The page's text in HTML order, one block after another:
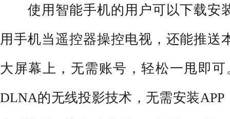
使用智能手机的用户可以下载安
用手机当遥控器操控电视，还能推送
大屏幕上，无需账号，轻松一甩即可
DLNA的无线投影技术，无需安装